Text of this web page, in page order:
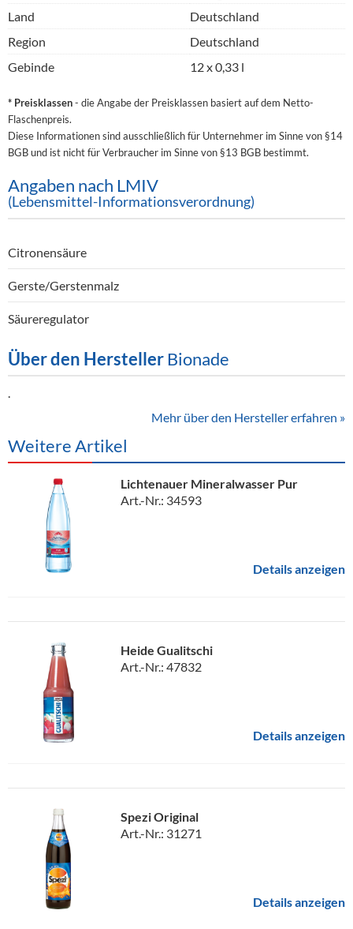
Land
Deutschland
Region
Deutschland
Gebinde
12 x 0,33 l
* Preisklassen- die Angabe der Preisklassen basiert auf dem Netto-
Flaschenpreis.
Diese Informationen sind ausschließlich für Unternehmer im Sinne von §14
BGB und ist nicht für Verbraucher im Sinne von §13 BGB bestimmt.
Angaben nach LMIV
(Lebensmittel-Informationsverordnung)
Citronensäure
Gerste/Gerstenmalz
Säureregulator
Über den Hersteller Bionade
Mehr über den Hersteller erfahren »
Weitere Artikel
Lichtenauer Mineralwasser Pur
Art.-Nr.: 34593
Details anzeigen
Heide Gualitschi
Art.-Nr.: 47832
Details anzeigen
Spezi Original
Art.-Nr.: 31271
Details anzeigen